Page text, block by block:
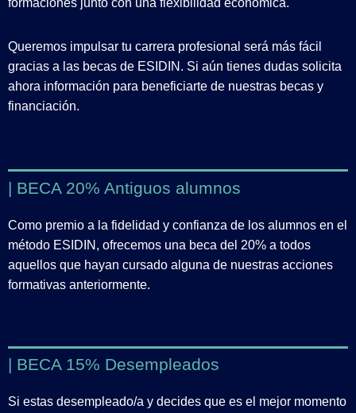
formaciones junto con una flexibilidad económica.
Queremos impulsar tu carrera profesional será más fácil
gracias a las becas de ESIDIN. Si aún tienes dudas solicita
ahora información para beneficiarte de nuestras becas y
financiación.
| BECA 20% Antiguos alumnos
Como premio a la fidelidad y confianza de los alumnos en el
método ESIDIN, ofrecemos una beca del 20% a todos
aquellos que hayan cursado alguna de nuestras acciones
formativas anteriormente.
| BECA 15% Desempleados
Si estas desempleado/a y decides que es el mejor momento